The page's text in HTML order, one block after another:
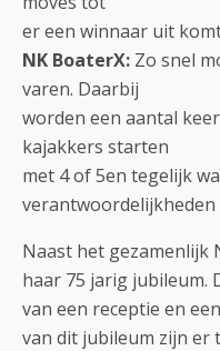
er een winnaar uit
NK BoaterX: Zo snel
varen. Daarbij
worden een aantal
kajakkers starten
met 4 of 5en tegelijk
verantwoordelijkheden
Naast het gezamenlijk
haar 75 jarig jubileum.
van een receptie en
van dit jubileum zijn er